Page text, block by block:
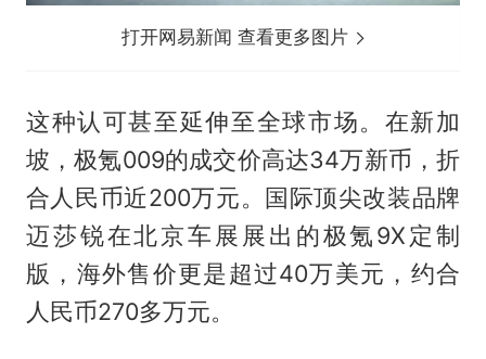
打开网易新闻 查看更多图片
这种认可甚至延伸至全球市场。在新加
坡，极氪009的成交价高达34万新币，折
合人民币近200万元。国际顶尖改装品牌
迈莎锐在北京车展展出的极氪9X定制
版，海外售价更是超过40万美元，约合
人民币270多万元。